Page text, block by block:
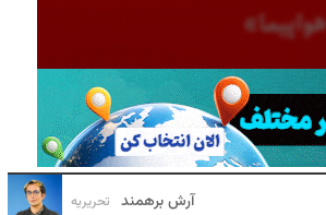
آرش برهمند تحریریه